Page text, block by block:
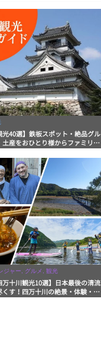
光40選】鉄板スポット・絶品グル
土産をおひとり様からファミリー
ジャー, グルメ, 観光
万十川観光10選】日本最後の清流
くす！四万十川の絶景・体験・グ